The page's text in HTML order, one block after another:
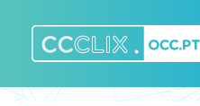
content